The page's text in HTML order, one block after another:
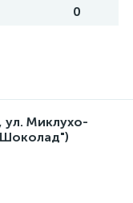
0
ул. Миклухо-